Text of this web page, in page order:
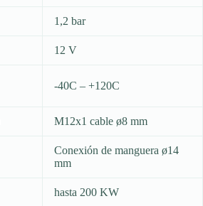
1,2 bar
12 V
-40C – +120C
M12x1 cable ø8 mm
Conexión de manguera ø14
mm
hasta 200 KW